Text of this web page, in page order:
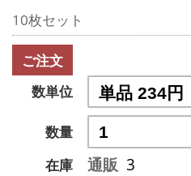
10枚セット
ご注文
数単位
数量
在庫
通販 3